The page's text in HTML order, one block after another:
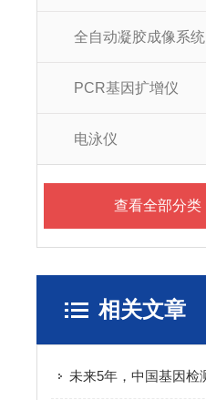
全自动凝胶成像系统
PCR基因扩增仪
电泳仪
查看全部分类
相关文章